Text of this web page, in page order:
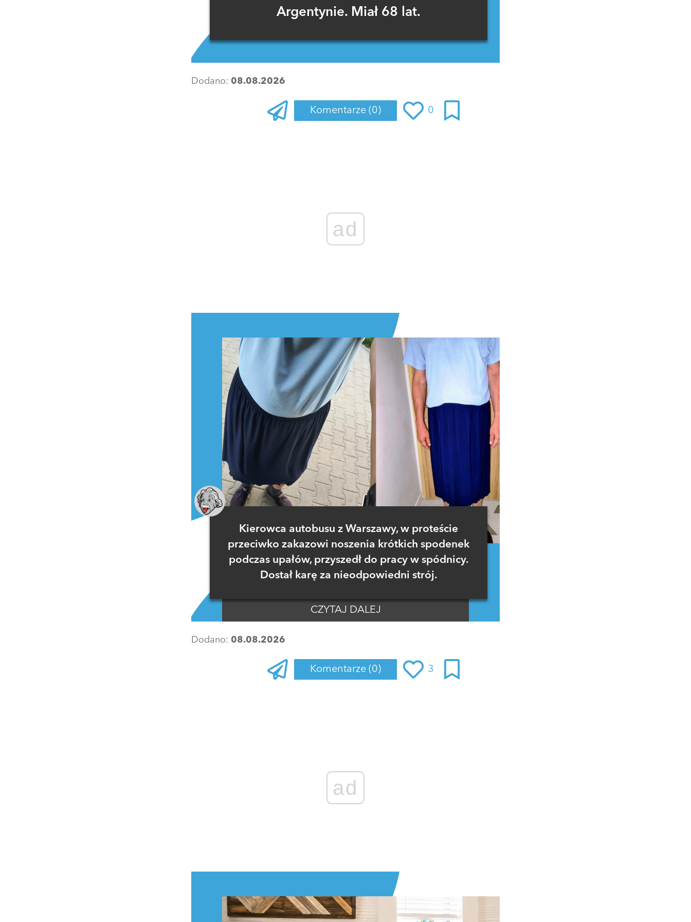
Argentynie. Miał 68 lat.
Dodano: 08.08.2026
Komentarze (0) 0
ad
Kierowca autobusu z Warszawy, w proteście
przeciwko zakazowi noszenia krótkich spodenek
podczas upałów, przyszedł do pracy w spódnicy.
Dostał karę za nieodpowiedni strój.
CZYTAJ DALEJ
Dodano: 08.08.2026
Komentarze (0) 3
ad